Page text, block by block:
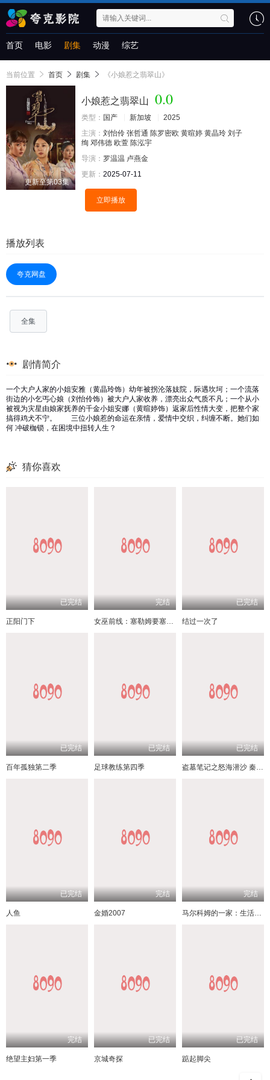
首页 电影 剧集 动漫 综艺
当前位置 首页 剧集 《小娘惹之翡翠山》
更新至第03集
小娘惹之翡翠山 0.0
类型： 国产 新加坡
2025
主演： 刘怡伶 张哲通 陈罗密欧 黄暄婷 黄晶玲 刘子
绚 邓伟德 欧萱 陈泓宇
导演： 罗温温 卢燕金
更新： 2025-07-11
立即播放
播放列表
夸克网盘
全集
剧情简介
一个大户人家的小姐安雅（黄晶玲饰）幼年被拐沦落妓院，际遇坎坷；一个流落
街边的小乞丐心娘（刘怡伶饰）被大户人家收养，漂亮出众气质不凡；一个从小
被视为灾星由娘家抚养的千金小姐安娜（黄暄婷饰）返家后性情大变，把整个家
搞得鸡犬不宁。 三位小娘惹的命运在亲情，爱情中交织，纠缠不断。她们如
何 冲破枷锁，在困境中扭转人生？
猜你喜欢
已完结
正阳门下
完结
女巫前线：塞勒姆要塞第三季
已完结
结过一次了
已完结
百年孤独第二季
已完结
足球教练第四季
已完结
盗墓笔记之怒海潜沙 秦岭神树
已完结
人鱼
完结
金婚2007
完结
马尔科姆的一家：生活依旧不公
完结
绝望主妇第一季
已完结
京城奇探
已完结
踮起脚尖